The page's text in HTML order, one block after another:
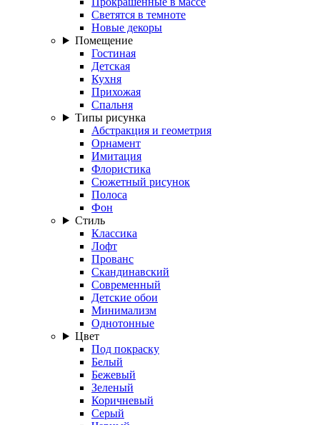
Светятся в темноте
Новые декоры
Помещение
Гостиная
Детская
Кухня
Прихожая
Спальня
Типы рисунка
Абстракция и геометрия
Орнамент
Имитация
Флористика
Сюжетный рисунок
Полоса
Фон
Стиль
Классика
Лофт
Прованс
Скандинавский
Современный
Детские обои
Минимализм
Однотонные
Цвет
Под покраску
Белый
Бежевый
Зеленый
Коричневый
Серый